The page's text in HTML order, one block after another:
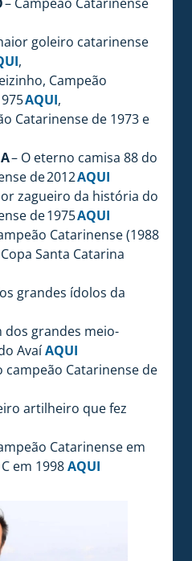
goleiro catarinense
,
Campeão
AQUI,
Catarinense de 1973 e
– O eterno camisa 88 do
de 2012AQUI
zagueiro da história do
de 1975AQUI
Catarinense (1988
Santa Catarina
grandes ídolos da
dos grandes meio-
AvaíAQUI
campeão Catarinense de
artilheiro que fez
Catarinense em
em 1998AQUI